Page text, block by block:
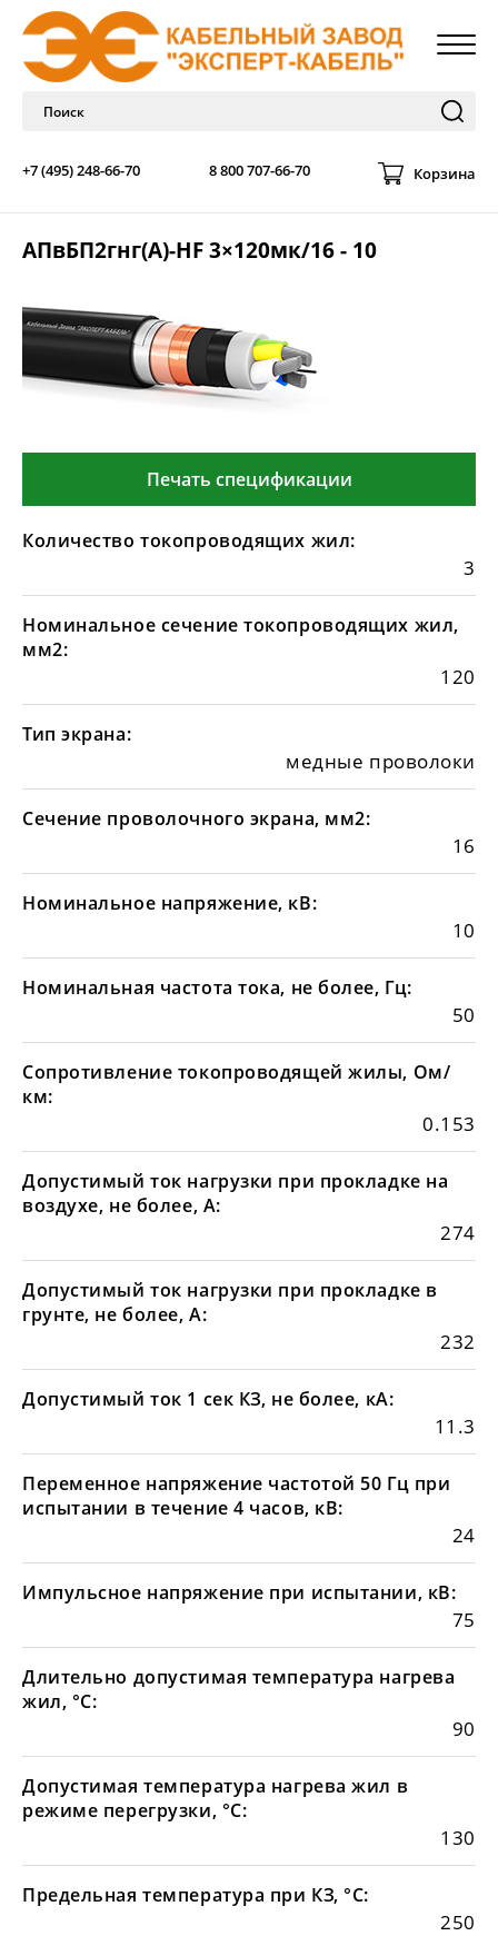
+7 (495) 248-66-70 8 800 707-66-70 Корзина
АПвБП2гнг(А)-HF 3×120мк/16 - 10
Печать спецификации
Количество токопроводящих жил:
3
Номинальное сечение токопроводящих жил,
мм2:
120
Тип экрана:
медные проволоки
Сечение проволочного экрана, мм2:
16
Номинальное напряжение, кВ:
10
Номинальная частота тока, не более, Гц:
50
Сопротивление токопроводящей жилы, Ом/
км:
0.153
Допустимый ток нагрузки при прокладке на
воздухе, не более, А:
274
Допустимый ток нагрузки при прокладке в
грунте, не более, А:
232
Допустимый ток 1 сек КЗ, не более, кА:
11.3
Переменное напряжение частотой 50 Гц при
испытании в течение 4 часов, кВ:
24
Импульсное напряжение при испытании, кВ:
75
Длительно допустимая температура нагрева
жил, °С:
90
Допустимая температура нагрева жил в
режиме перегрузки, °С:
130
Предельная температура при КЗ, °С:
250